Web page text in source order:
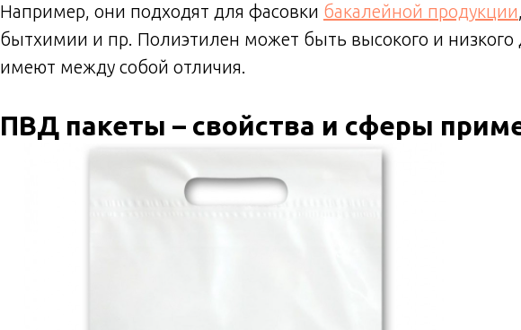
Например, они подходят для фасовки бакалейной продукции,
бытхимии и пр. Полиэтилен может быть высокого и низкого
имеют между собой отличия.
ПВД пакеты – свойства и сферы